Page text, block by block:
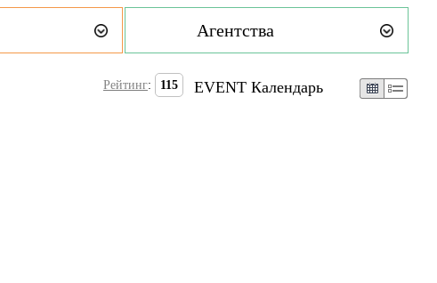
Агентства
Рейтинг: 115 EVENT Календарь